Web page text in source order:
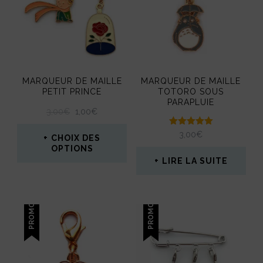
MARQUEUR DE MAILLE
PETIT PRINCE
LE
INITIAL
ÉTAIT :
1,00€
ACTUEL
CHOIX DES
OPTIONS
a
plusieurs
variations.
MARQUEUR DE MAILLE
TOTORO SOUS
PARAPLUIE
Note
3,00€
LIRE LA SUITE
PROMO ! PROMO !